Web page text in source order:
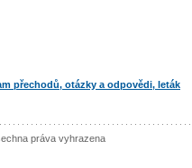
přechodů, otázky a odpovědi, leták
práva vyhrazena